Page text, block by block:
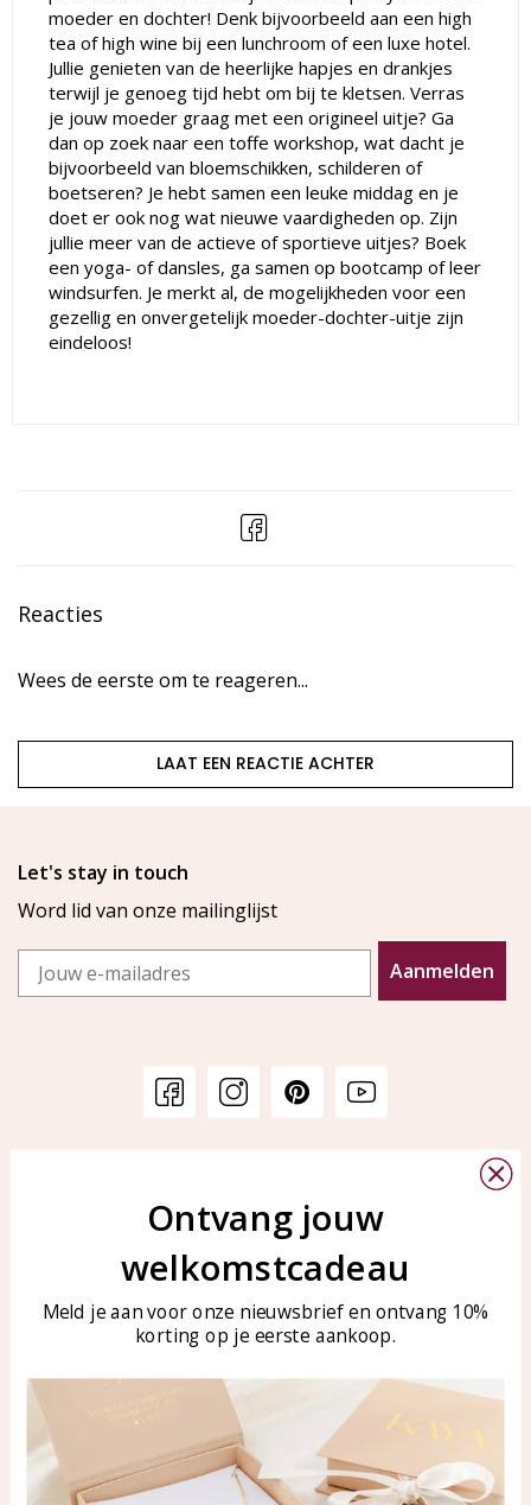
moeder en dochter! Denk bijvoorbeeld aan een high
tea of high wine bij een lunchroom of een luxe hotel.
Jullie genieten van de heerlijke hapjes en drankjes
terwijl je genoeg tijd hebt om bij te kletsen. Verras
je jouw moeder graag met een origineel uitje? Ga
dan op zoek naar een toffe workshop, wat dacht je
bijvoorbeeld van bloemschikken, schilderen of
boetseren? Je hebt samen een leuke middag en je
doet er ook nog wat nieuwe vaardigheden op. Zijn
jullie meer van de actieve of sportieve uitjes? Boek
een yoga- of dansles, ga samen op bootcamp of leer
windsurfen. Je merkt al, de mogelijkheden voor een
gezellig en onvergetelijk moeder-dochter-uitje zijn
eindeloos!
Reacties
Wees de eerste om te reageren...
LAAT EEN REACTIE ACHTER
Let's stay in touch
Word lid van onze mailinglijst
Email
Aanmelden
Veelgestelde vragen
Bellen of WhatsApp Ma-Vr
tussen 09:00-17:00
Tel: 0850003187
klantenservice@kayasierade
Producten
Alle producten
KAYA Sieraden
Over ons
Ontvang jouw
welkomstcadeau
Meld je aan voor onze nieuwsbrief en ontvang 10%
korting op je eerste aankoop.